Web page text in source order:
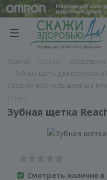
Зубная щетка
Смотреть наличие в